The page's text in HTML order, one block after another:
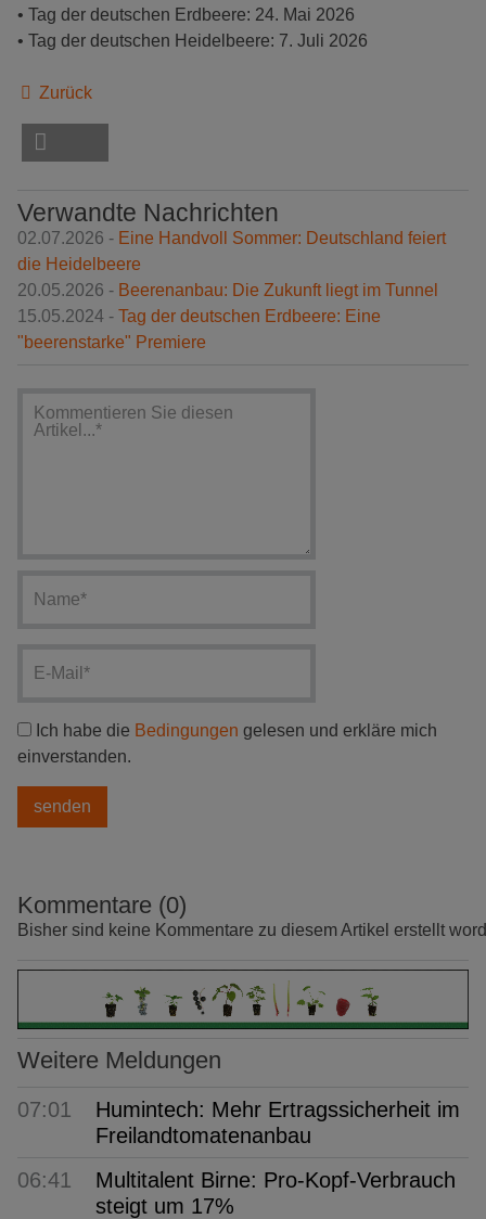
• Tag der deutschen Erdbeere: 24. Mai 2026
• Tag der deutschen Heidelbeere: 7. Juli 2026
Zurück
Verwandte Nachrichten
02.07.2026 - Eine Handvoll Sommer: Deutschland feiert
die Heidelbeere
20.05.2026 - Beerenanbau: Die Zukunft liegt im Tunnel
15.05.2024 - Tag der deutschen Erdbeere: Eine
"beerenstarke" Premiere
Ich habe die Bedingungen gelesen und erkläre mich
einverstanden.
Kommentare (0)
Bisher sind keine Kommentare zu diesem Artikel erstellt
Weitere Meldungen
07:01
Humintech: Mehr Ertragssicherheit im
Freilandtomatenanbau
06:41
Multitalent Birne: Pro-Kopf-Verbrauch
steigt um 17%